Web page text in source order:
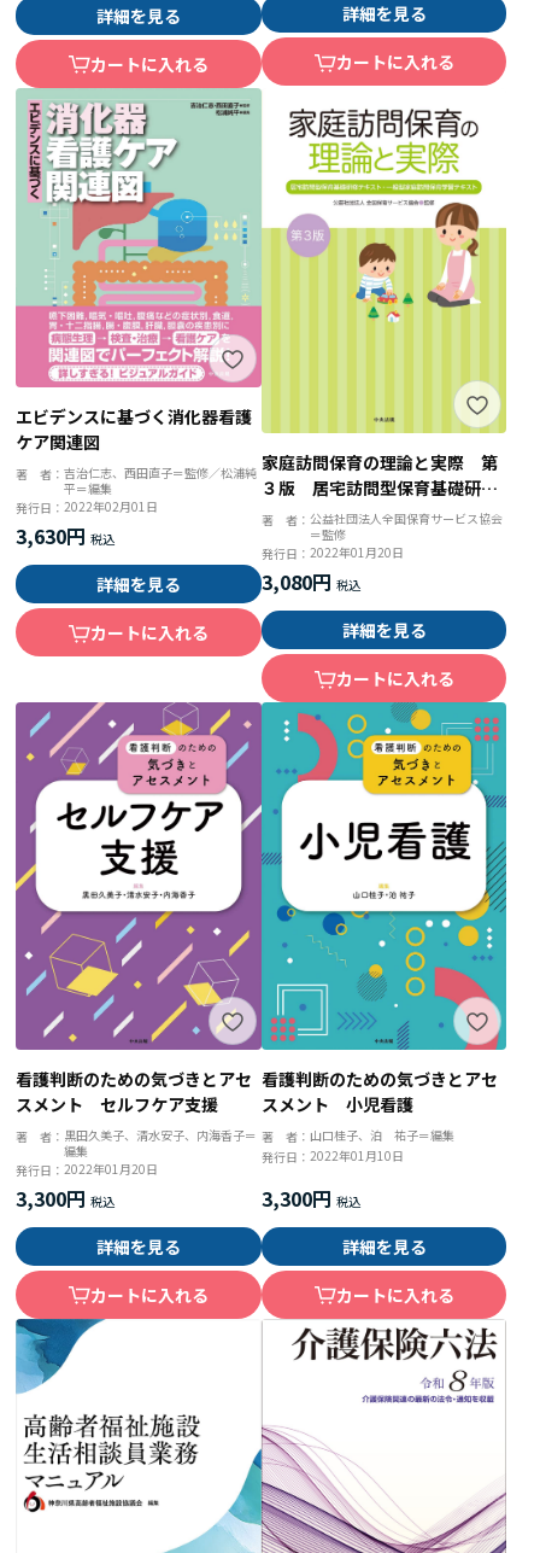
詳細を見る
カートに入れる
詳細を見る
カートに入れる
エビデンスに基づく消化器看護
ケア関連図
著 者：吉治仁志、西田直子＝監修／松浦純
平＝編集
発行日：2022年02月01日
3,630円
詳細を見る
カートに入れる
家庭訪問保育の理論と実際 第
３版 居宅訪問型保育基礎研修
テキスト・一般型家庭訪問保育
学習テキスト
著 者： 公益社団法人全国保育サービス協会
＝監修
発行日： 2022年01月20日
3,080円
詳細を見る
カートに入れる
看護判断のための気づきとアセ
スメント セルフケア支援
著 者： 黒田久美子、清水安子、内海香子＝
編集
発行日：2022年01月20日
3,300円
詳細を見る
カートに入れる
看護判断のための気づきとアセ
スメント 小児看護
著 者： 山口桂子、泊 祐子＝編集
発行日： 2022年01月10日
3,300円
詳細を見る
カートに入れる